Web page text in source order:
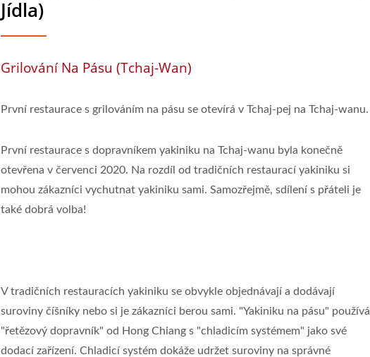
Jídla)
Grilování Na Pásu (Tchaj-Wan)
První restaurace s grilováním na pásu se otevírá v Tchaj-pej na Tchaj-wanu.
První restaurace s dopravníkem yakiniku na Tchaj-wanu byla konečně
otevřena v červenci 2020. Na rozdíl od tradičních restaurací yakiniku si
mohou zákazníci vychutnat yakiniku sami. Samozřejmě, sdílení s přáteli je
také dobrá volba!
V tradičních restauracích yakiniku se obvykle objednávají a dodávají
suroviny číšníky nebo si je zákazníci berou sami. "Yakiniku na pásu" používá
"řetězový dopravník" od Hong Chiang s "chladicím systémem" jako své
dodací zařízení. Chladicí systém dokáže udržet suroviny na správné